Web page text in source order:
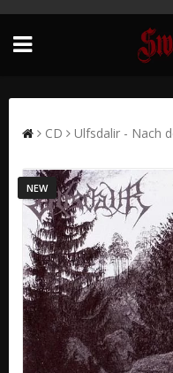
CD Ulfsdalir - Nach
NEW